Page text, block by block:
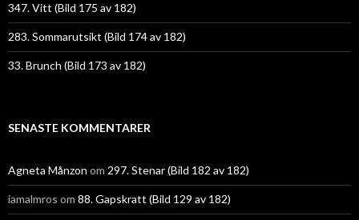
347. Vitt (Bild 175 av 182)
283. Sommarutsikt (Bild 174 av 182)
33. Brunch (Bild 173 av 182)
SENASTE KOMMENTARER
Agneta Månzon om 297. Stenar (Bild 182 av 182)
iamalmros om 88. Gapskratt (Bild 129 av 182)